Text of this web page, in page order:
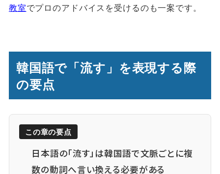
教室でプロのアドバイスを受けるのも一案です。
韓国語で「流す」を表現する際
の要点
この章の要点
日本語の「流す」は韓国語で文脈ごとに複
数の動詞へ言い換える必要がある